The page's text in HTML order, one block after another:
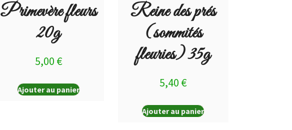
Primevère fleurs
20g
5,00 €
Ajouter au panier
Reine des prés
(sommités
fleuries) 35g
5,40 €
Ajouter au panier